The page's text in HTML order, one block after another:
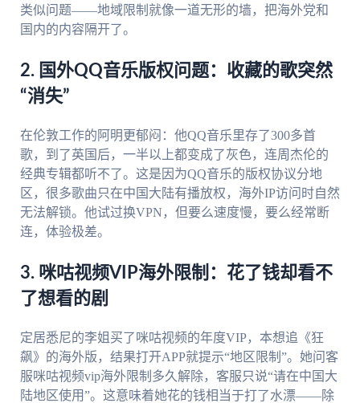
类似问题——地域限制就像一道无形的墙，把海外党和
国内的内容隔开了。
2. 国外QQ音乐版权问题：收藏的歌突然
“消失”
在伦敦工作的阿明更郁闷：他QQ音乐里存了300多首
歌，到了英国后，一半以上都变成了灰色，连周杰伦的
经典专辑都听不了。这是因为QQ音乐的版权协议分地
区，很多歌曲只在中国大陆有播放权，海外IP访问时自然
无法解锁。他试过换VPN，但要么速度慢，要么经常断
连，体验极差。
3. 咪咕视频VIP海外限制：花了钱却看不
了想看的剧
定居悉尼的李姐买了咪咕视频的年度VIP，本想追《狂
飙》的海外版，结果打开APP就提示“地区限制”。她问客
服咪咕视频vip海外限制多久解除，客服只说“请在中国大
陆地区使用”。这意味着她花的钱相当于打了水漂——除